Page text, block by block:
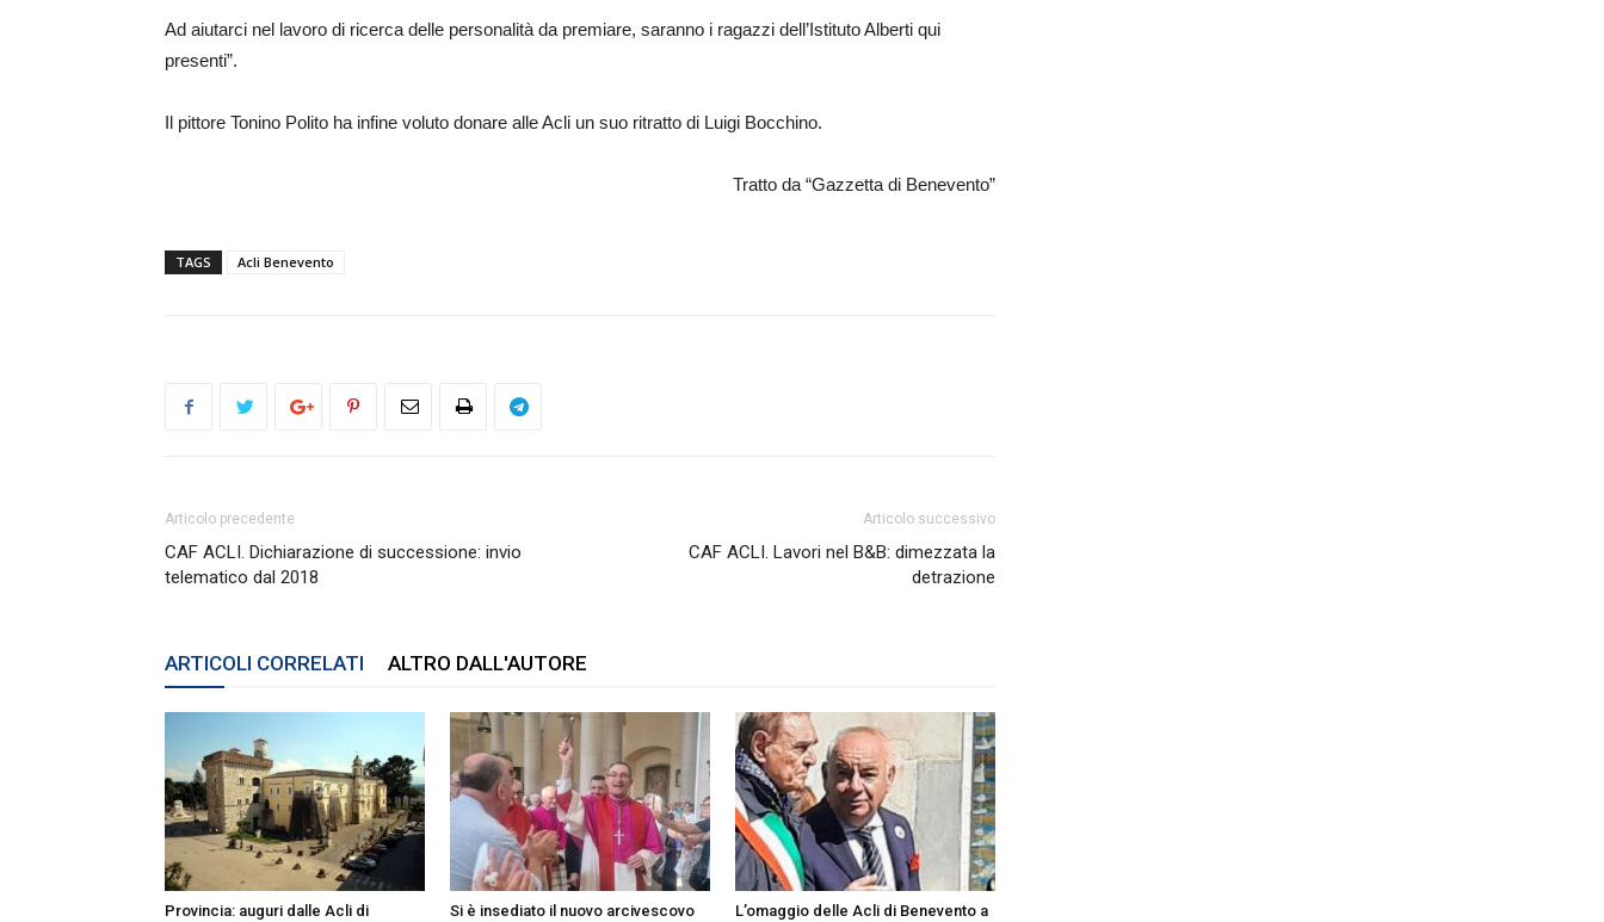
Ad aiutarci nel lavoro di ricerca delle personalità da premiare, saranno i ragazzi dell’Istituto Alberti qui
presenti”.
Il pittore Tonino Polito ha infine voluto donare alle Acli un suo ritratto di Luigi Bocchino.
Tratto da “Gazzetta di Benevento”
TAGS Acli Benevento
Articolo precedente
CAF ACLI. Dichiarazione di successione: invio
telematico dal 2018
Articolo successivo
CAF ACLI. Lavori nel B&B: dimezzata la
detrazione
ARTICOLI CORRELATI ALTRO DALL'AUTORE
Provincia: auguri dalle Acli di Si è insediato il nuovo arcivescovo L’omaggio delle Acli di Benevento a